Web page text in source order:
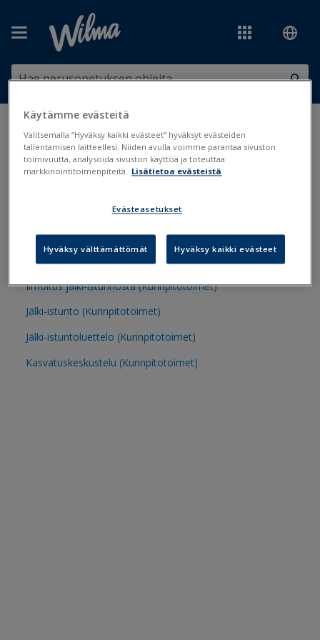
opiskelu ja oppimisen tuki>Kurinpitotoimet
Kurinpitotoimet
Oppilaan tavaroiden tarkastaminen (Kurinpitotoimet)
Esineen tai aineen haltuun ottaminen (Kurinpitotoimet)
Ilmoitus jälki-istunnosta (Kurinpitotoimet)
Jälki-istunto (Kurinpitotoimet)
Jälki-istuntoluettelo (Kurinpitotoimet)
Kasvatuskeskustelu (Kurinpitotoimet)
Käytämme evästeitä
Valitsemalla “Hyväksy kaikki evästeet” hyväksyt evästeiden
tallentamisen laitteellesi. Niiden avulla voimme parantaa sivuston
toimivuutta, analysoida sivuston käyttöä ja toteuttaa
markkinointitoimenpiteitä. Lisätietoa evästeistä
Evästeasetukset
Hyväksy välttämättömät Hyväksy kaikki evästeet